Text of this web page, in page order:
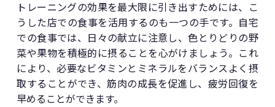
トレーニングの効果を最大限に引き出すためには、こ
うした店での食事を活用するのも一つの手です。自宅
での食事では、日々の献立に注意し、色とりどりの野
菜や果物を積極的に摂ることを心がけましょう。これ
により、必要なビタミンとミネラルをバランスよく摂
取することができ、筋肉の成長を促進し、疲労回復を
早めることができます。